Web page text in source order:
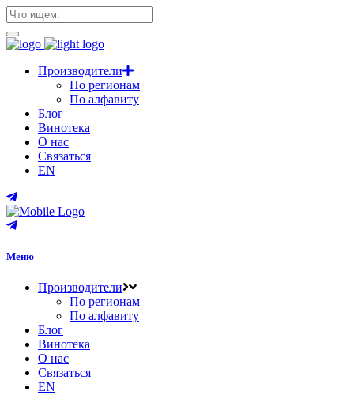
Производители
По регионам
По алфавиту
Блог
Винотека
О нас
Связаться
EN
Меню
Производители
По регионам
По алфавиту
Блог
Винотека
О нас
Связаться
EN